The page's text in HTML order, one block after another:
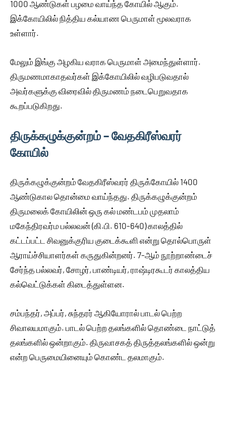
1000 ஆண்டுகள் பழமை வாய்ந்த கோயில் ஆகும்.
இக்கோயிலில் நித்திய கல்யாண பெருமாள் மூலவராக
உள்ளார்.
மேலும் இங்கு அழகிய வராக பெருமாள் அமைந்துள்ளார்.
திருமணமாகாதவர்கள் இக்கோயிலில் வழிபடுவதால்
அவர்களுக்கு விரைவில் திருமணம் நடைபெறுவதாக
கூறப்படுகிறது.
திருக்கழுக்குன்றம் – வேதகிரீஸ்வரர்
கோயில்
திருக்கழுக்குன்றம் வேதகிரீஸ்வரர் திருக்கோயில் 1400
ஆண்டுகால தொன்மை வாய்ந்தது. திருக்கழுக்குன்றம்
திருமலைக் கோயிலின் ஒரு கல் மண்டபம் முதலாம்
மகேந்திரவர்ம பல்லவன் (கி.பி. 610-640) காலத்தில்
கட்டப்பட்ட சிவனுக்குரிய குடைக்கூளி என்று தொல்பொருள்
ஆராய்ச்சியாளர்கள் கருதுகின்றனர். 7-ஆம் நூற்றாண்டைச்
சேர்ந்த பல்லவர், சோழர், பாண்டியர், ராஷ்டிரகூடர் காலத்திய
கல்வெட்டுக்கள் கிடைத்துள்ளன.
சம்பந்தர், அப்பர், சுந்தரர் ஆகியோரால் பாடல் பெற்ற
சிவாலயமாகும். பாடல் பெற்ற தலங்களில் தொண்டை நாட்டுத்
தலங்களில் ஒன்றாகும். திருவாசகத் திருத்தலங்களில் ஒன்று
என்ற பெருமையினையும் கொண்ட தலமாகும்.